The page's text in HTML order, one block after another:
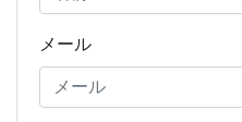
メール